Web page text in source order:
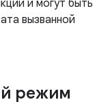
и могут быть
вызванной
режим